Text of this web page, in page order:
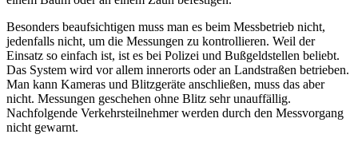
Besonders beaufsichtigen muss man es beim Messbetrieb nicht,
jedenfalls nicht, um die Messungen zu kontrollieren. Weil der
Einsatz so einfach ist, ist es bei Polizei und Bußgeldstellen beliebt.
Das System wird vor allem innerorts oder an Landstraßen betrieben.
Man kann Kameras und Blitzgeräte anschließen, muss das aber
nicht. Messungen geschehen ohne Blitz sehr unauffällig.
Nachfolgende Verkehrsteilnehmer werden durch den Messvorgang
nicht gewarnt.